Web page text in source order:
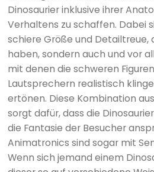
Dinosaurier inklusive ihrer
Verhaltens zu schaffen. Dabei
schiere Größe und Detailtreue,
haben, sondern auch und vor
mit denen die schweren
Lautsprechern realistisch
ertönen. Diese Kombination
sorgt dafür, dass die
die Fantasie der Besucher
Animatronics sind sogar mit
Wenn sich jemand einem